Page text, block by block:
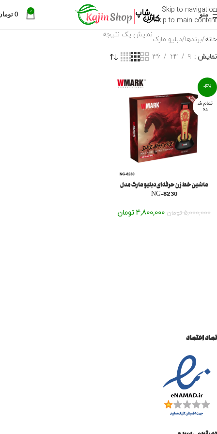
Skip to navigation
Skip to main content
منو
0
0
خانه برندها دبلیو مارک
نمایش یک نتیجه
نمایش 9
24
36
-4%
تمام ش
ده
ماشین خط زن حرفه ای دبلیو مارک مدل
NG-8230
5,000,000 تومان 4,800,000 تومان
نماد اعتماد